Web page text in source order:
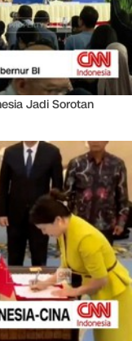
Jadi Sorotan